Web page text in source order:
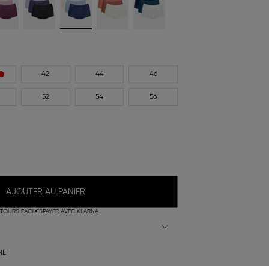
42 44 46
52 54 56
AJOUTER AU PANIER
FACILESPAYER AVEC KLARNA